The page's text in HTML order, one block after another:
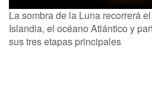
La sombra de la Luna recorrerá
Islandia, el océano Atlántico y
sus tres etapas principales